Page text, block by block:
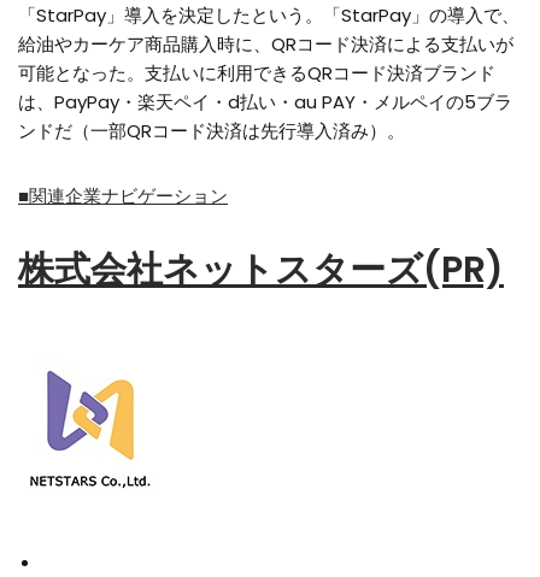
「StarPay」導入を決定したという。「StarPay」の導入で、
給油やカーケア商品購入時に、QRコード決済による支払いが
可能となった。支払いに利用できるQRコード決済ブランド
は、PayPay・楽天ペイ・d払い・au PAY・メルペイの5ブラ
ンドだ（一部QRコード決済は先行導入済み）。
■関連企業ナビゲーション
株式会社ネットスターズ(PR)